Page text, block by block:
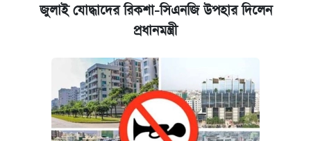
জুলাই যোদ্ধাদের রিকশা-সিএনজি উপহার দিলেন
প্রধানমন্ত্রী